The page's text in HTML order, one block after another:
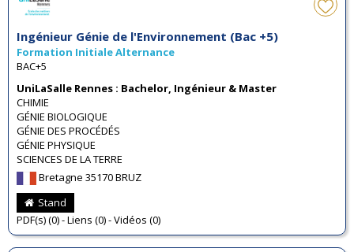
Ingénieur Génie de l'Environnement (Bac +5)
Formation Initiale Alternance
BAC+5
UniLaSalle Rennes : Bachelor, Ingénieur & Master
CHIMIE
GÉNIE BIOLOGIQUE
GÉNIE DES PROCÉDÉS
GÉNIE PHYSIQUE
SCIENCES DE LA TERRE
Bretagne 35170 BRUZ
Stand
PDF(s) (0) - Liens (0) - Vidéos (0)